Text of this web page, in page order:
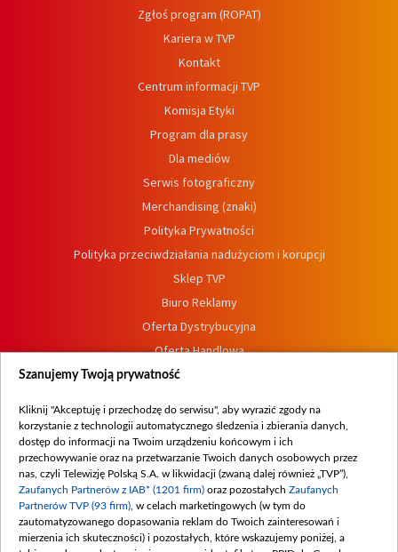
Zgłoś program (ROPAT)
Kariera w TVP
Kontakt
Centrum informacji TVP
Komisja Etyki
Program dla prasy
Dla mediów
Serwis fotograficzny
Merchandising (znaki)
Polityka Prywatności
Polityka przeciwdziałania nadużyciom i korupcji
Sklep TVP
Biuro Reklamy
Oferta Dystrybucyjna
Oferta Handlowa
Dostępność
Procedura zgłoszeń wewnętrznych
Szanujemy Twoją prywatność
Kliknij "Akceptuję i przechodzę do serwisu", aby wyrazić zgody na
korzystanie z technologii automatycznego śledzenia i zbierania danych,
dostęp do informacji na Twoim urządzeniu końcowym i ich
przechowywanie oraz na przetwarzanie Twoich danych osobowych przez
nas, czyli Telewizję Polską S.A. w likwidacji (zwaną dalej również „TVP”),
Zaufanych Partnerów z IAB* (1201 firm) oraz pozostałych Zaufanych
Partnerów TVP (93 firm) , w celach marketingowych (w tym do
zautomatyzowanego dopasowania reklam do Twoich zainteresowań i
mierzenia ich skuteczności) i pozostałych, które wskazujemy poniżej, a